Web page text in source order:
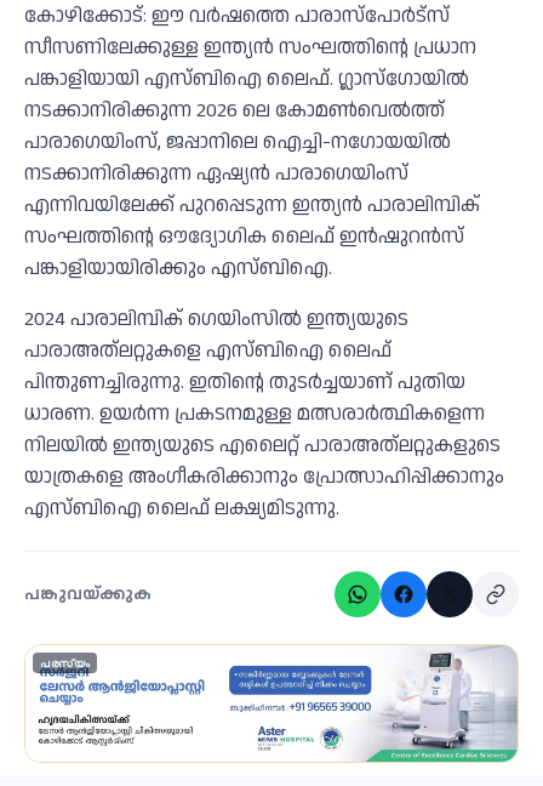
കോഴിക്കോട്: ഈ വര്‍ഷത്തെ പാരാസ്‌പോര്‍ട്‌സ്
സീസണിലേക്കുള്ള ഇന്ത്യന്‍ സംഘത്തിന്റെ പ്രധാന
പങ്കാളിയായി എസ്ബിഐ ലൈഫ്. ഗ്ലാസ്‌ഗോയില്‍
നടക്കാനിരിക്കുന്ന 2026 ലെ കോമണ്‍വെല്‍ത്ത്
പാരാഗെയിംസ്, ജപ്പാനിലെ ഐച്ചി-നഗോയയില്‍
നടക്കാനിരിക്കുന്ന ഏഷ്യന്‍ പാരാഗെയിംസ്
എന്നിവയിലേക്ക് പുറപ്പെടുന്ന ഇന്ത്യന്‍ പാരാലിമ്പിക്
സംഘത്തിന്റെ ഔദ്യോഗിക ലൈഫ് ഇന്‍ഷുറന്‍സ്
പങ്കാളിയായിരിക്കും എസ്ബിഐ.
2024 പാരാലിമ്പിക് ഗെയിംസില്‍ ഇന്ത്യയുടെ
പാരാഅത്‌ലറ്റുകളെ എസ്ബിഐ ലൈഫ്
പിന്തുണച്ചിരുന്നു. ഇതിന്റെ തുടര്‍ച്ചയാണ് പുതിയ
ധാരണ. ഉയര്‍ന്ന പ്രകടനമുള്ള മത്സരാര്‍ത്ഥികളെന്ന
നിലയില്‍ ഇന്ത്യയുടെ എലൈറ്റ് പാരാഅത്‌ലറ്റുകളുടെ
യാത്രകളെ അംഗീകരിക്കാനും പ്രോത്സാഹിപ്പിക്കാനും
എസ്ബിഐ ലൈഫ് ലക്ഷ്യമിടുന്നു.
പങ്കുവയ്ക്കുക
പരസ്യം